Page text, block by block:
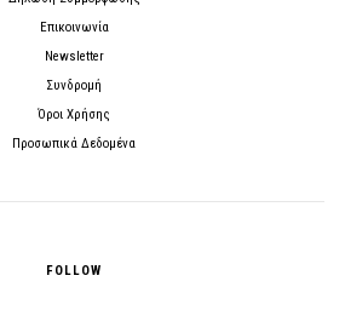
Επικοινωνία
Newsletter
Συνδρομή
Όροι Χρήσης
Προσωπικά Δεδομένα
FOLLOW